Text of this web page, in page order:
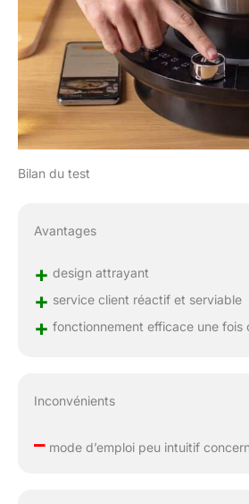
Bilan du test
Avantages
+ design attrayant
+ service client réactif et serviable
+ fonctionnement efficace une fois
Inconvénients
–mode d’emploi peu intuitif